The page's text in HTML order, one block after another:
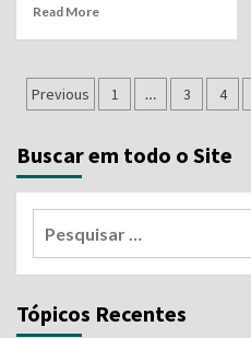
Read More
Navegação
posts
Previous 1 … 3 4
Buscar em todo o Site
Tópicos Recentes